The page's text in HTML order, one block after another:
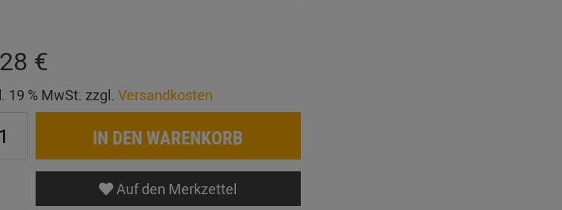
€
19 % MwSt. zzgl. Versandkosten
IN DEN WARENKORB
Auf den Merkzettel